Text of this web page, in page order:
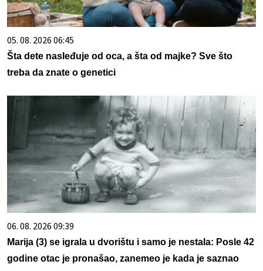
05. 08. 2026 06:45
Šta dete nasleđuje od oca, a šta od majke? Sve što
treba da znate o genetici
06. 08. 2026 09:39
Marija (3) se igrala u dvorištu i samo je nestala: Posle 42
godine otac je pronašao, zanemeo je kada je saznao